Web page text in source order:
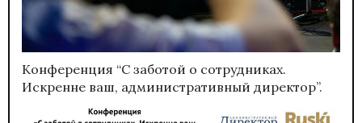
Конференция “С заботой о сотрудниках.
Искренне ваш, административный директор”.